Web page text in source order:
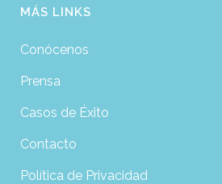
MÁS LINKS
Conócenos
Prensa
Casos de Éxito
Contacto
Política de Privacidad